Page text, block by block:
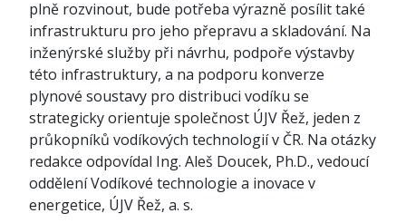
plně rozvinout, bude potřeba výrazně posílit také
infrastrukturu pro jeho přepravu a skladování. Na
inženýrské služby při návrhu, podpoře výstavby
této infrastruktury, a na podporu konverze
plynové soustavy pro distribuci vodíku se
strategicky orientuje společnost ÚJV Řež, jeden z
průkopníků vodíkových technologií v ČR. Na otázky
redakce odpovídal Ing. Aleš Doucek, Ph.D., vedoucí
oddělení Vodíkové technologie a inovace v
energetice, ÚJV Řež, a. s.